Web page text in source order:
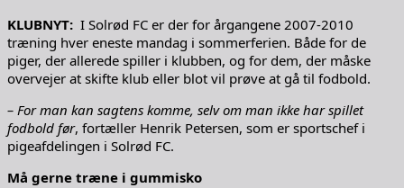
KLUBNYT: I Solrød FC er der for årgangene 2007-2010
træning hver eneste mandag i sommerferien. Både for de
piger, der allerede spiller i klubben, og for dem, der måske
overvejer at skifte klub eller blot vil prøve at gå til fodbold.
– For man kan sagtens komme, selv om man ikke har spillet
fodbold før, fortæller Henrik Petersen, som er sportschef i
pigeafdelingen i Solrød FC.
Må gerne træne i gummisko